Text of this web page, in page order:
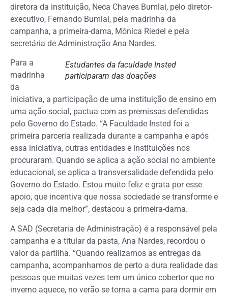
diretora da instituição, Neca Chaves Bumlai, pelo diretor-
executivo, Fernando Bumlai, pela madrinha da
campanha, a primeira-dama, Mônica Riedel e pela
secretária de Administração Ana Nardes.
Estudantes da faculdade Insted
participaram das doações
Para a
madrinha
da
iniciativa, a participação de uma instituição de ensino em
uma ação social, pactua com as premissas defendidas
pelo Governo do Estado. “A Faculdade Insted foi a
primeira parceria realizada durante a campanha e após
essa iniciativa, outras entidades e instituições nos
procuraram. Quando se aplica a ação social no ambiente
educacional, se aplica a transversalidade defendida pelo
Governo do Estado. Estou muito feliz e grata por esse
apoio, que incentiva que nossa sociedade se transforme e
seja cada dia melhor”, destacou a primeira-dama.
A SAD (Secretaria de Administração) é a responsável pela
campanha e a titular da pasta, Ana Nardes, recordou o
valor da partilha. “Quando realizamos as entregas da
campanha, acompanhamos de perto a dura realidade das
pessoas que muitas vezes tem um único cobertor que no
inverno aquece, no verão se torna a cama para dormir em